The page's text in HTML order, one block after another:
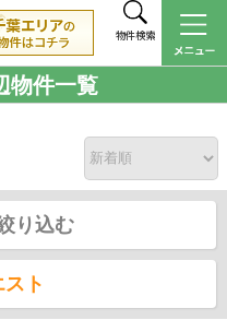
物件検索
物件一覧
り込む
ト